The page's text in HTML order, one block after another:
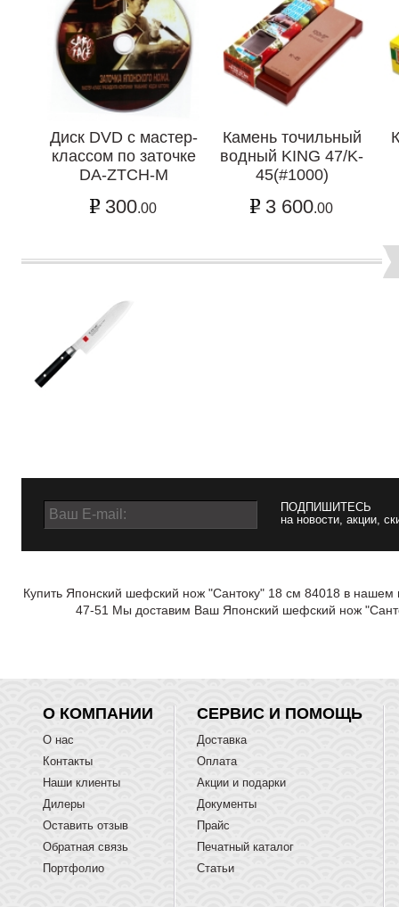
Диск DVD с мастер-
классом по заточке
DA-ZTCH-M
300.00
Камень точильный
водный KING 47/K-
45(#1000)
3 600.00
ПОДПИШИТЕСЬ
на новости, акции,
Купить Японский шефский нож "Сантоку" 18 см 84018 в нашем
47-51 Мы доставим Ваш Японский шефский нож
О КОМПАНИИ
О нас
Контакты
Наши клиенты
Дилеры
Оставить отзыв
Обратная связь
Портфолио
СЕРВИС И ПОМОЩЬ
Доставка
Оплата
Акции и подарки
Документы
Прайс
Печатный каталог
Статьи